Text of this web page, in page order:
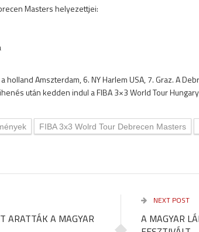
Masters helyezettjei:
holland Amszterdam, 6. NY Harlem USA, 7. Graz. A
után kedden indul a FIBA 3×3 World Tour
FIBA 3x3 Wolrd Tour Debrecen Masters
ARATTÁK A MAGYAR
NEXT POST
A MAGYAR